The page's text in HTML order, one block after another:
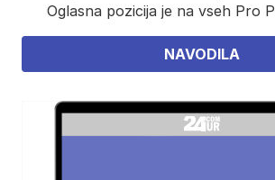
Oglasna pozicija je na vseh Pro
NAVODILA